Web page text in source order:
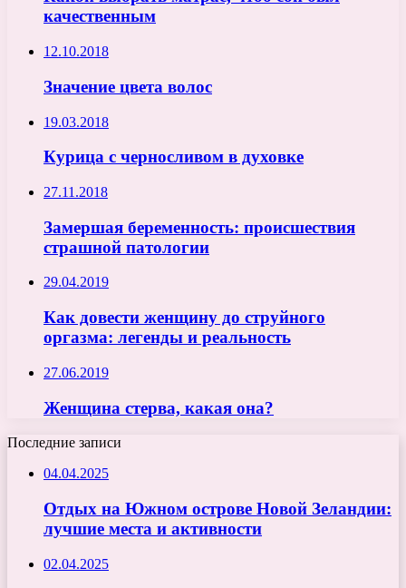
качественным
12.10.2018
Значение цвета волос
19.03.2018
Курица с черносливом в духовке
27.11.2018
Замершая беременность: происшествия
страшной патологии
29.04.2019
Как довести женщину до струйного
оргазма: легенды и реальность
27.06.2019
Женщина стерва, какая она?
Последние записи
04.04.2025
Отдых на Южном острове Новой Зеландии:
лучшие места и активности
02.04.2025